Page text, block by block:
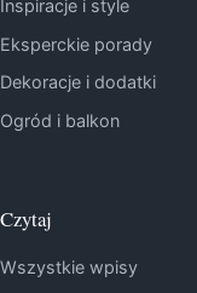
Inspiracje i style
Eksperckie porady
Dekoracje i dodatki
Ogród i balkon
Czytaj
Wszystkie wpisy